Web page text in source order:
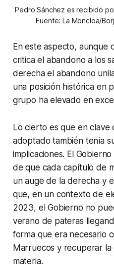
Pedro Sánchez es recibido
Fuente: La Moncloa/
En este aspecto, aunque
critica el abandono a los
derecha el abandono
una posición histórica en
grupo ha elevado en
Lo cierto es que en
adoptado también tenía
implicaciones. El
de que cada capítulo de
un auge de la derecha y
que, en un contexto de
2023, el Gobierno no
verano de pateras
forma que era necesario
Marruecos y recuperar
materia.